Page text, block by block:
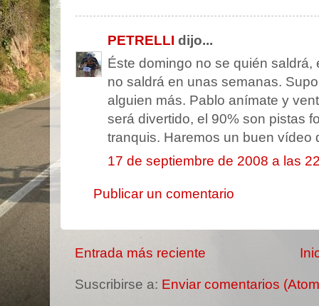
PETRELLI dijo...
Éste domingo no se quién
no saldrá en unas semanas.
alguien más. Pablo anímate y
será divertido, el 90% son pistas
tranquis. Haremos un buen vídeo
17 de septiembre de 2008 a las
Publicar un comentario
Entrada más reciente
Suscribirse a: Enviar comentarios